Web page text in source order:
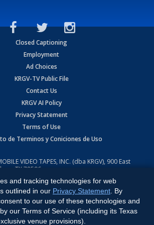
Closed Captioning
Employment
Ad Choices
KRGV-TV Public File
Contact Us
KRGV AI Policy
Privacy Statement
Terms of Use
de Terminos y Coniciones de Uso
VIDEO TAPES, INC. (dba KRGV), 900 East
TX 78596.
Powered by:Ruby Shore Software
and tracking technologies for web
outlined in our Privacy Statement . By
to our use of these technologies and
our Terms of Service (including its Texas
venue provisions).